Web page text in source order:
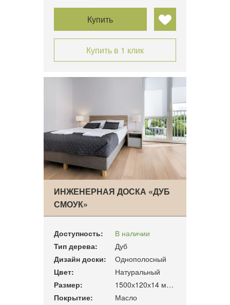
Купить
Купить в 1 клик
ИНЖЕНЕРНАЯ ДОСКА «ДУБ
СМОУК»
Доступность:
В наличии
Тип дерева:
Дуб
Дизайн доски:
Однополосный
Цвет:
Натуральный
Размер:
1500х120х14 мм. 1,08 м2/уп
Покрытие:
Масло